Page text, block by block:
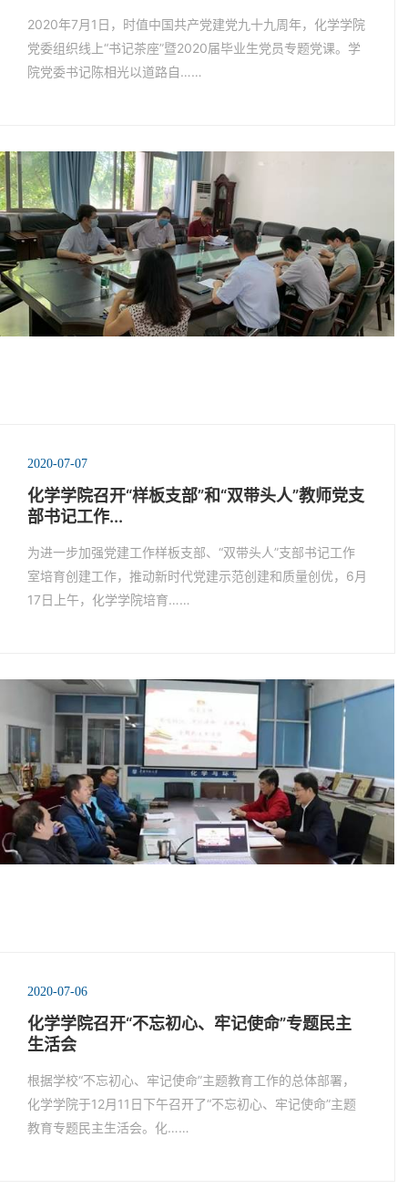
2020年7月1日，时值中国共产党建党九十九周年，化学学院
党委组织线上“书记茶座”暨2020届毕业生党员专题党课。学
院党委书记陈相光以道路自……
2020-07-07
化学学院召开“样板支部”和“双带头人”教师党支
部书记工作...
为进一步加强党建工作样板支部、“双带头人”支部书记工作
室培育创建工作，推动新时代党建示范创建和质量创优，6月
17日上午，化学学院培育……
2020-07-06
化学学院召开“不忘初心、牢记使命”专题民主
生活会
根据学校“不忘初心、牢记使命”主题教育工作的总体部署，
化学学院于12月11日下午召开了“不忘初心、牢记使命”主题
教育专题民主生活会。化……